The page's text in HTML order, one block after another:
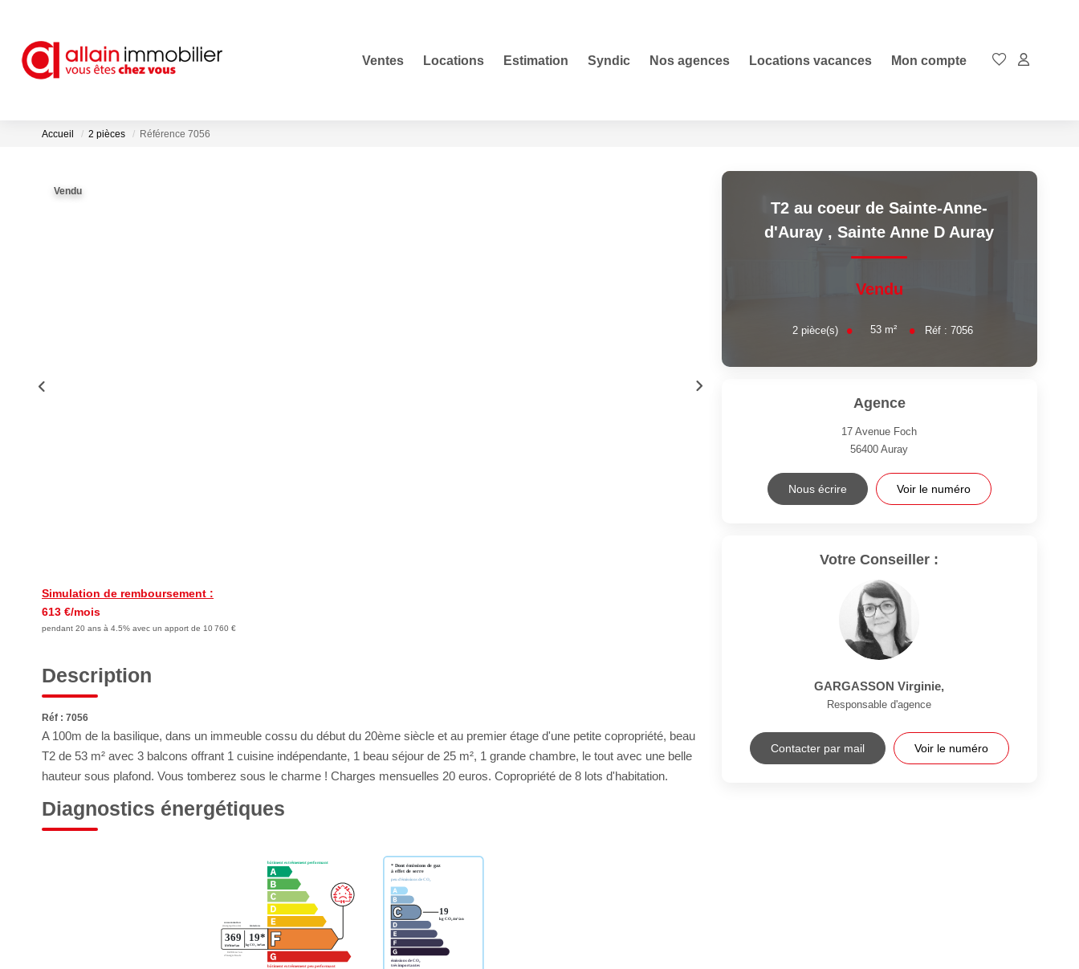
Ventes Locations Estimation Syndic Nos agences Locations vacances Mon compte
Accueil 2 pièces Référence 7056
Vendu
Simulation de remboursement :
613 €/mois
pendant 20 ans à 4.5% avec un apport de 10 760 €
Description
Réf : 7056
A 100m de la basilique, dans un immeuble cossu du début du 20ème siècle et au premier étage d'une petite copropriété, beau
T2 de 53 m² avec 3 balcons offrant 1 cuisine indépendante, 1 beau séjour de 25 m², 1 grande chambre, le tout avec une belle
hauteur sous plafond. Vous tomberez sous le charme ! Charges mensuelles 20 euros. Copropriété de 8 lots d'habitation.
Diagnostics énergétiques
T2 au coeur de Sainte-Anne-
d'Auray ,Sainte Anne D Auray
Vendu
2 pièce(s) 53 m² Réf : 7056
Agence
17 Avenue Foch
56400Auray
Nous écrire Voir le numéro
Votre Conseiller :
GARGASSON Virginie,
Responsable d'agence
Contacter par mail Voir le numéro